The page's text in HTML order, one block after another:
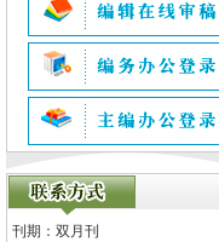
刊期：双月刊